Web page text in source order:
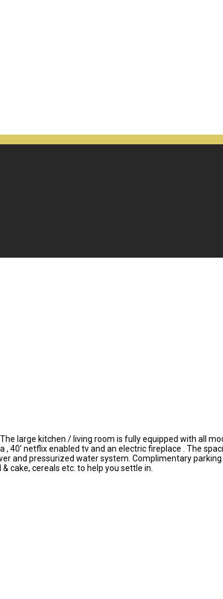
large kitchen / living room is fully equipped with all
netflix enabled tv and an electric fireplace . The
and pressurized water system. Complimentary
cake, cereals etc. to help you settle in.